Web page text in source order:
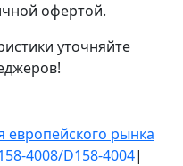
офертой.
уточняйте
европейского рынка
4008/D158-4004|